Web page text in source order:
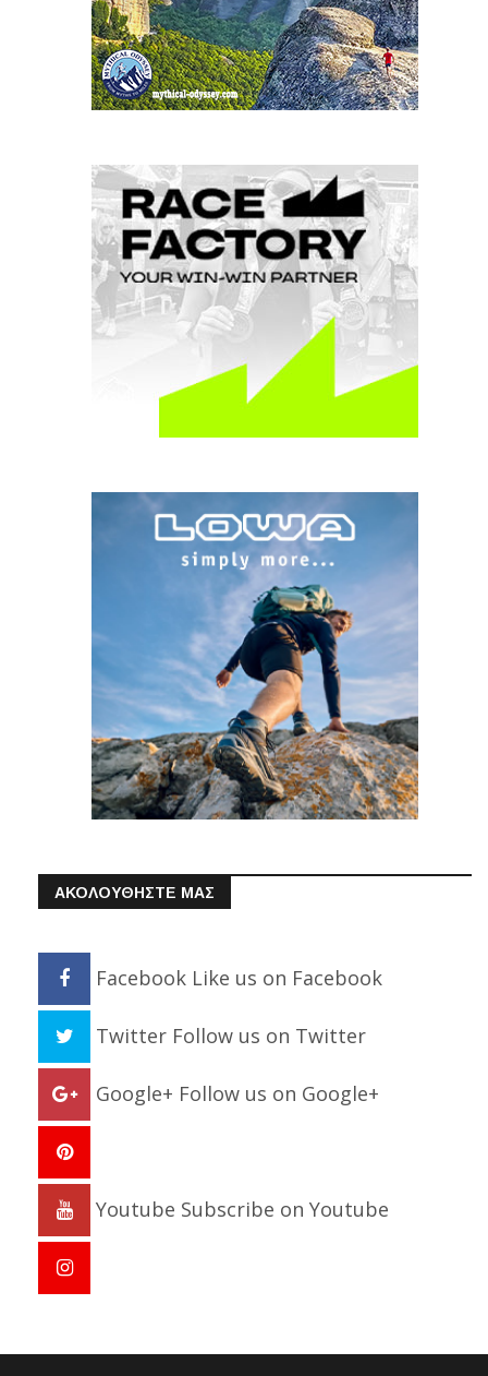
ΑΚΟΛΟΥΘΗΣΤΕ ΜΑΣ
Facebook Like us on Facebook
Twitter Follow us on Twitter
Google+ Follow us on Google+
Youtube Subscribe on Youtube